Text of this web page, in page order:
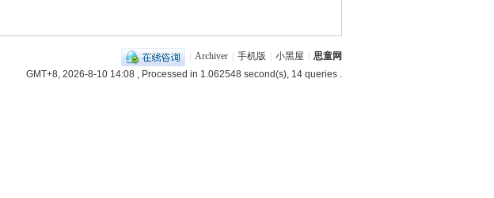
Archiver 手机版 小黑屋
思童网
GMT+8, 2026-8-10 14:08 , Processed in 1.062548 second(s), 14 queries .